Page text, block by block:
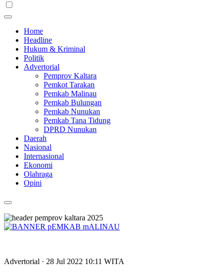
Home
Headline
Hukum & Kriminal
Politik
Advertorial
Pemprov Kaltara
Pemkot Tarakan
Pemkab Malinau
Pemkab Bulungan
Pemkab Nunukan
Pemkab Tana Tidung
DPRD Nunukan
Daerah
Nasional
Internasional
Ekonomi
Olahraga
Opini
Advertorial · 28 Jul 2022 10:11 WITA